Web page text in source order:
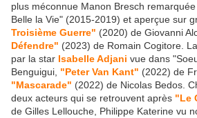
plus méconnue Manon Bresch
Belle la Vie" (2015-2019) et aperçue sur
Troisième Guerre" (2020) de Giovanni
Défendre" (2023) de Romain Cogitore.
par la star Isabelle Adjani vue dans
Benguigui, "Peter Van Kant" (2022) de
"Mascarade" (2022) de Nicolas Bedos.
deux acteurs qui se retrouvent après "Le
de Gilles Lellouche, Philippe Katerine vu